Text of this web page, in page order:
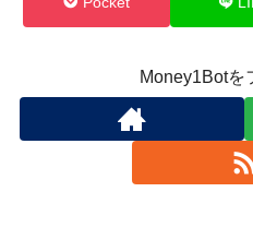
Money1Botを